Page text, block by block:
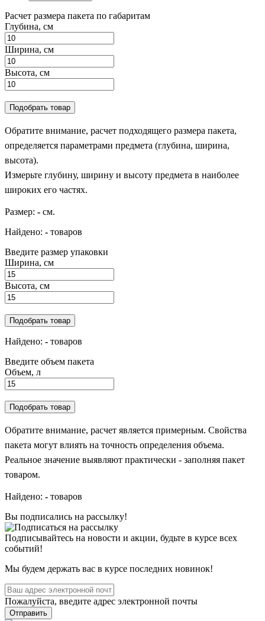
Расчет размера пакета по габаритам
Глубина, см
Ширина, см
Высота, см
Подобрать товар
Обратите внимание, расчет подходящего размера пакета,
определяется параметрами предмета (глубина, ширина,
высота).
Измерьте глубину, ширину и высоту предмета в наиболее
широких его частях.
Размер: - см.
Найдено: - товаров
Введите размер упаковки
Ширина, см
Высота, см
Подобрать товар
Найдено: - товаров
Введите объем пакета
Объем, л
Подобрать товар
Обратите внимание, расчет является примерным. Свойства
пакета могут влиять на точность определения объема.
Реальное значение выявляют практически - заполняя пакет
товаром.
Найдено: - товаров
Вы подписались на рассылку!
Подписывайтесь на новости и акции, будьте в курсе всех
событий!
Мы будем держать вас в курсе последних новинок!
Пожалуйста, введите адрес электронной почты
Отправить